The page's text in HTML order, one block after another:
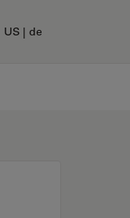
US | de